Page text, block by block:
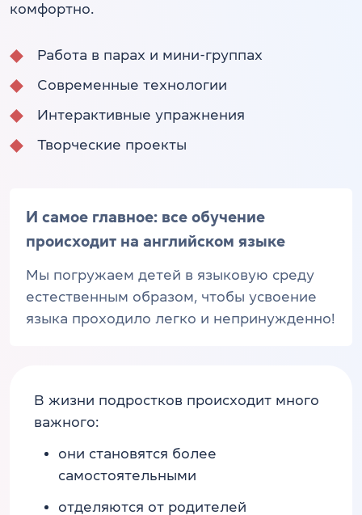
комфортно.
Работа в парах и мини-группах
Современные технологии
Интерактивные упражнения
Творческие проекты
И самое главное: все обучение
происходит на английском языке
Мы погружаем детей в языковую среду
естественным образом, чтобы усвоение
языка проходило легко и непринужденно!
В жизни подростков происходит много
важного:
они становятся более
самостоятельными
отделяются от родителей